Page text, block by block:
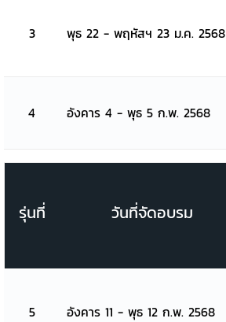
3 พุธ 22 - พฤหัสฯ 23 ม.ค. 2568
4 อังคาร 4 - พุธ 5 ก.พ. 2568
รุ่นที่ วันที่จัดอบรม
5 อังคาร 11 - พุธ 12 ก.พ. 2568